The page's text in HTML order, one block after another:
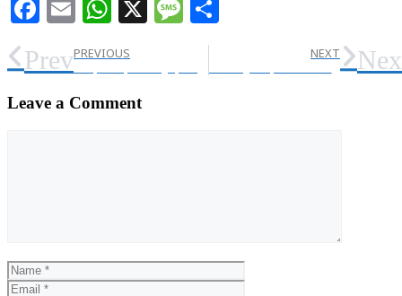
Facebook
EmailWhatsApp
X Message
PrevPREVIOUS NEXT
Leave a Comment
Name